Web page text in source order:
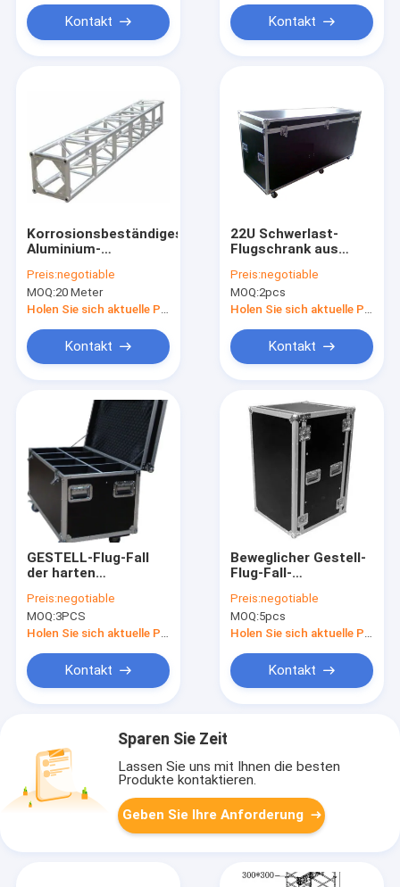
Gleitschutzgebrauch
in aller Art Ereignisse
Kontakt
Musikfestival
Kontakt
Korrosionsbeständiges
Aluminium-
Hintergrund- und
Dachunterstützung
Preis:negotiable
MOQ:20 Meter
Kontakt
22U Schwerlast-
Flugschrank aus
Aluminium für den
Schutz und die
Sicherheit wertvoller
Preis:negotiable
MOQ:2pcs
Kontakt
GESTELL-Flug-Fall
der harten
Standardmit 9mm
Sperrholz-/Laufkatzen-
Kasten mit Rädern
Preis:negotiable
MOQ:3PCS
Holen Sie sich aktuelle Preis
Kontakt
Beweglicher Gestell-
Flug-Fall-
trinkbar für
Aluminiumflug-Fall
des
Preis:negotiable
MOQ:5pcs
Holen Sie sich aktuelle Preis
Kontakt
Sparen Sie Zeit
Lassen Sie uns mit Ihnen die besten
Produkte kontaktieren.
Geben Sie Ihre Anforderung